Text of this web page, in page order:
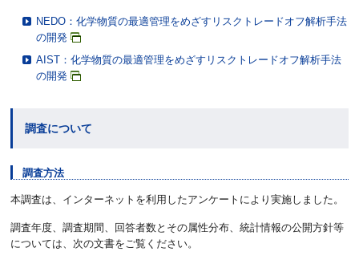
NEDO：化学物質の最適管理をめざすリスクトレードオフ解析手法
の開発
AIST：化学物質の最適管理をめざすリスクトレードオフ解析手法
の開発
調査について
調査方法
本調査は、インターネットを利用したアンケートにより実施しました。
調査年度、調査期間、回答者数とその属性分布、統計情報の公開方針等
については、次の文書をご覧ください。